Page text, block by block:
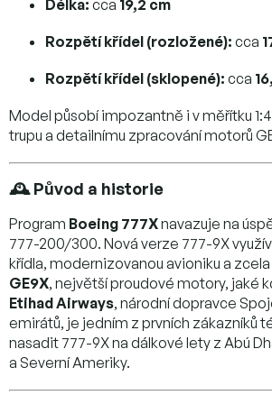
Délka: cca 19,2 cm
Rozpětí křídel (rozložené): cca
Rozpětí křídel (sklopené): cca
Model působí impozantně i v měřítku
trupu a detailnímu zpracování motorů
🕰️ Původ a historie
Program Boeing 777Xnavazuje na
777-200/300. Nová verze 777-9X
křídla, modernizovanou avioniku a
GE9X, největší proudové motory, jaké
Etihad Airways, národní dopravce
emirátů, je jedním z prvních zákazníků
nasadit 777-9X na dálkové lety z Abú
a Severní Ameriky.